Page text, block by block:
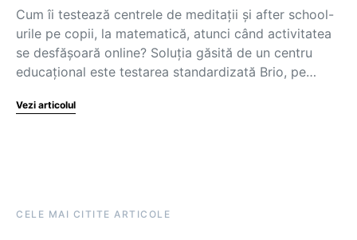
Cum îi testează centrele de meditații și after school-
urile pe copii, la matematică, atunci când activitatea
se desfășoară online? Soluția găsită de un centru
educațional este testarea standardizată Brio, pe…
Vezi articolul
CELE MAI CITITE ARTICOLE